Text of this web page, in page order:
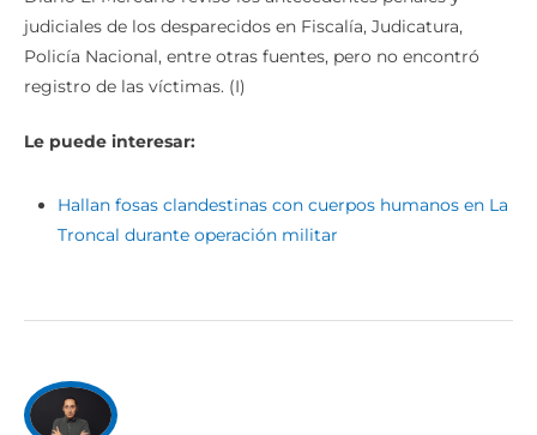
judiciales de los desparecidos en Fiscalía, Judicatura,
Policía Nacional, entre otras fuentes, pero no encontró
registro de las víctimas. (I)
Le puede interesar:
Hallan fosas clandestinas con cuerpos humanos en La
Troncal durante operación militar